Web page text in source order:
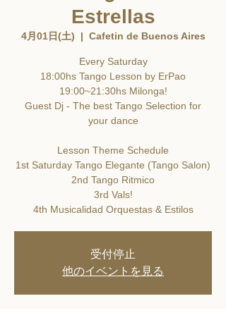
Estrellas
4月01日(土)
  |
Cafetin de Buenos Aires
Every Saturday
18:00hs Tango Lesson by ErPao
19:00~21:30hs Milonga!
Guest Dj - The best Tango Selection for
your dance
Lesson Theme Schedule
1st Saturday Tango Elegante (Tango Salon)
2nd Tango Ritmico
3rd Vals!
4th Musicalidad Orquestas & Estilos
受付停止
他のイベントを見る